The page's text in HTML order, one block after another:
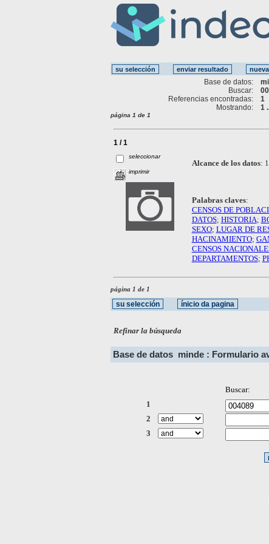
Base de datos:
Buscar:
Referencias encontradas:
1
Mostrando:
1
página 1 de 1
1 / 1
seleccionar
imprimir
Alcance de los datos:
Palabras claves:
CENSOS DE
DATOS; HISTORIA;
SEXO; LUGAR DE
HACINAMIENTO;
CENSOS
DEPARTAMENTOS;
página 1 de 1
Refinar la búsqueda
Base de datos minde : Formulario
Buscar:
1
2
3